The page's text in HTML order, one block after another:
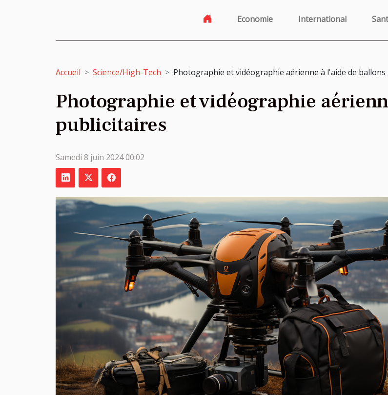
Economie International
Accueil Science/High-Tech Photographie et vidéographie aérienne à l'aide de
Photographie et vidéographie
publicitaires
Samedi 8 juin 2024 00:02